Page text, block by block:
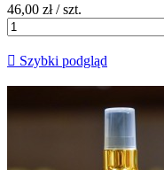
46,00 zł / szt.
 Szybki podgląd